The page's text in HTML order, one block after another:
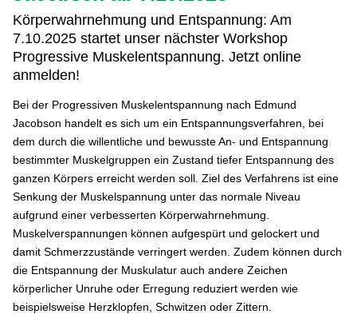
Körperwahrnehmung und Entspannung: Am
7.10.2025 startet unser nächster Workshop
Progressive Muskelentspannung. Jetzt online
anmelden!
Bei der Progressiven Muskelentspannung nach Edmund
Jacobson handelt es sich um ein Entspannungsverfahren, bei
dem durch die willentliche und bewusste An- und Entspannung
bestimmter Muskelgruppen ein Zustand tiefer Entspannung des
ganzen Körpers erreicht werden soll. Ziel des Verfahrens ist eine
Senkung der Muskelspannung unter das normale Niveau
aufgrund einer verbesserten Körperwahrnehmung.
Muskelverspannungen können aufgespürt und gelockert und
damit Schmerzzustände verringert werden. Zudem können durch
die Entspannung der Muskulatur auch andere Zeichen
körperlicher Unruhe oder Erregung reduziert werden wie
beispielsweise Herzklopfen, Schwitzen oder Zittern.